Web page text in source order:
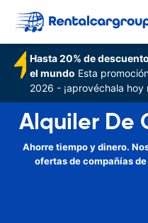
Hasta 20% de
el mundo Esta
2026 - ¡aprovéchala hoy
Alquiler De
Ahorre tiempo y dinero.
ofertas de compañías